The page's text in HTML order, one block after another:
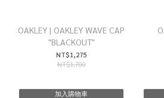
OAKLEY | OAKLEY WAVE CAP
"BLACKOUT"
NT$1,275
NT$1,700
加入購物車